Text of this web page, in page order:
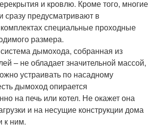
и кровлю. Кроме того, многие
сразу предусматривают в
специальные проходные
размера.
дымохода, собранная из
– не обладает значительной массой,
устраивать по насадному
дымоход опирается
на печь или котел. Не окажет она
и на несущие конструкции дома
к ним.